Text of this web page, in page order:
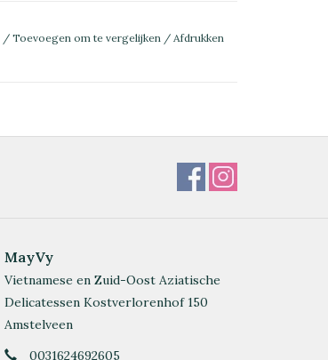
/ Toevoegen om te vergelijken / Afdrukken
MayVy
Vietnamese en Zuid-Oost Aziatische
Delicatessen Kostverlorenhof 150
Amstelveen
0031624692605